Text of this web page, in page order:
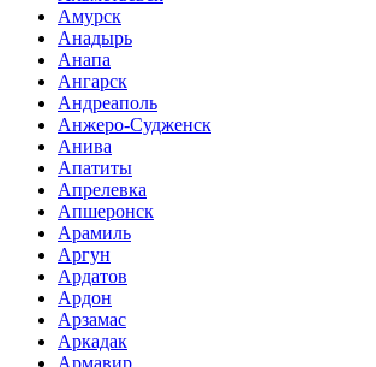
Амурск
Анадырь
Анапа
Ангарск
Андреаполь
Анжеро-Судженск
Анива
Апатиты
Апрелевка
Апшеронск
Арамиль
Аргун
Ардатов
Ардон
Арзамас
Аркадак
Армавир